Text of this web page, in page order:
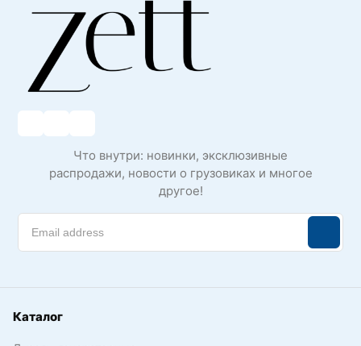
Что внутри: новинки, эксклюзивные
распродажи, новости о грузовиках и многое
другое!
Каталог